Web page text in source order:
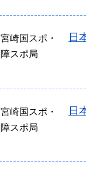
宮崎国スポ・
障スポ局
日
宮崎国スポ・
障スポ局
日